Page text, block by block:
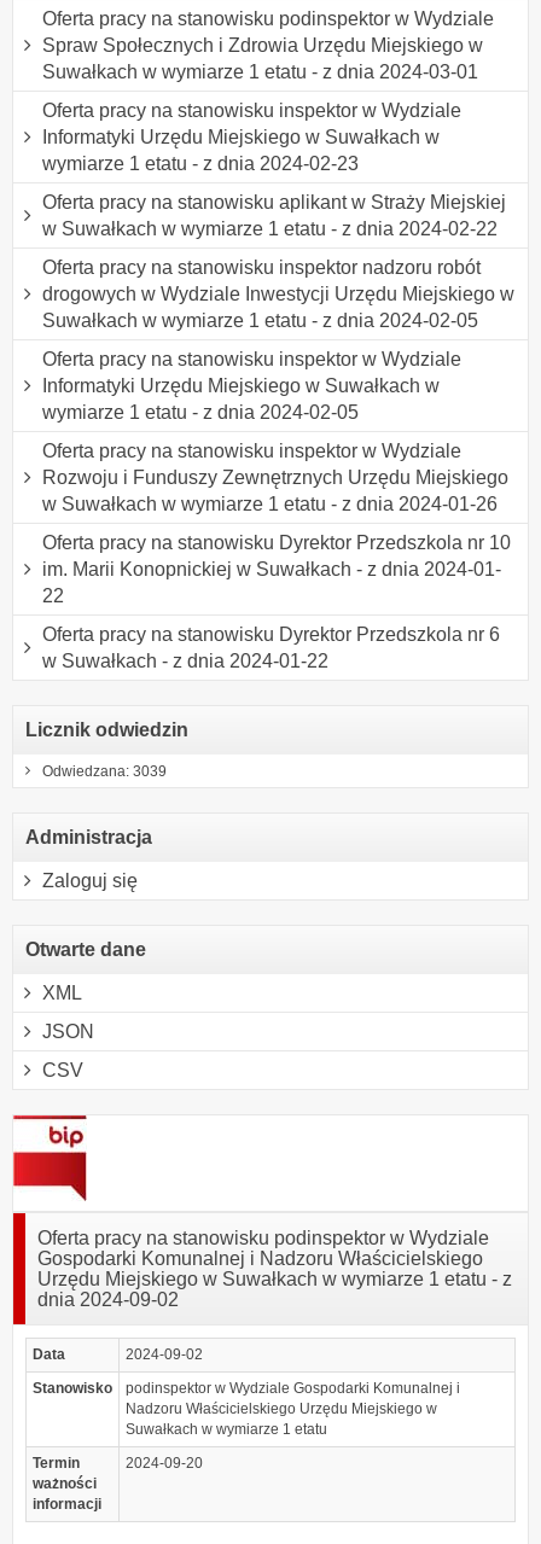
Oferta pracy na stanowisku podinspektor w Wydziale
Spraw Społecznych i Zdrowia Urzędu Miejskiego w
Suwałkach w wymiarze 1 etatu - z dnia 2024-03-01
Oferta pracy na stanowisku inspektor w Wydziale
Informatyki Urzędu Miejskiego w Suwałkach w
wymiarze 1 etatu - z dnia 2024-02-23
Oferta pracy na stanowisku aplikant w Straży Miejskiej
w Suwałkach w wymiarze 1 etatu - z dnia 2024-02-22
Oferta pracy na stanowisku inspektor nadzoru robót
drogowych w Wydziale Inwestycji Urzędu Miejskiego w
Suwałkach w wymiarze 1 etatu - z dnia 2024-02-05
Oferta pracy na stanowisku inspektor w Wydziale
Informatyki Urzędu Miejskiego w Suwałkach w
wymiarze 1 etatu - z dnia 2024-02-05
Oferta pracy na stanowisku inspektor w Wydziale
Rozwoju i Funduszy Zewnętrznych Urzędu Miejskiego
w Suwałkach w wymiarze 1 etatu - z dnia 2024-01-26
Oferta pracy na stanowisku Dyrektor Przedszkola nr 10
im. Marii Konopnickiej w Suwałkach - z dnia 2024-01-
22
Oferta pracy na stanowisku Dyrektor Przedszkola nr 6
w Suwałkach - z dnia 2024-01-22
Licznik odwiedzin
Odwiedzana: 3039
Administracja
Zaloguj się
Otwarte dane
XML
JSON
CSV
Oferta pracy na stanowisku podinspektor w Wydziale
Gospodarki Komunalnej i Nadzoru Właścicielskiego
Urzędu Miejskiego w Suwałkach w wymiarze 1 etatu - z
dnia 2024-09-02
Data
2024-09-02
Stanowisko
podinspektor w Wydziale Gospodarki Komunalnej i
Nadzoru Właścicielskiego Urzędu Miejskiego w
Suwałkach w wymiarze 1 etatu
Termin
ważności
informacji
2024-09-20